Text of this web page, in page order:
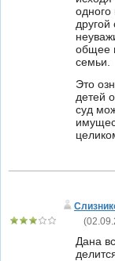
одного
другой
общее
семьи.
Это
детей
суд
(
Дана